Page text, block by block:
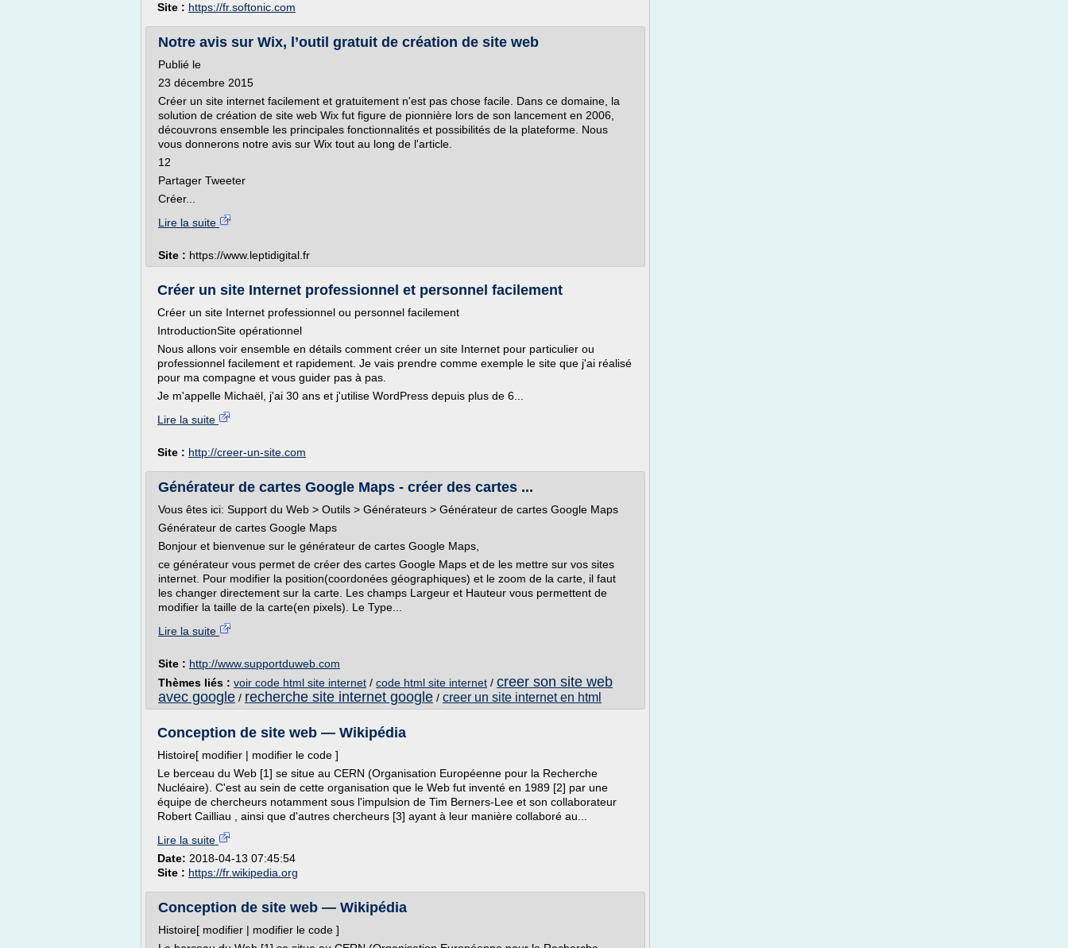
Site : https://fr.softonic.com
Notre avis sur Wix, l’outil gratuit de création de site web
Publié le
23 décembre 2015
Créer un site internet facilement et gratuitement n'est pas chose facile. Dans ce domaine, la
solution de création de site web Wix fut figure de pionnière lors de son lancement en 2006,
découvrons ensemble les principales fonctionnalités et possibilités de la plateforme. Nous
vous donnerons notre avis sur Wix tout au long de l'article.
12
Partager Tweeter
Créer...
Lire la suite
Site : https://www.leptidigital.fr
Créer un site Internet professionnel et personnel facilement
Créer un site Internet professionnel ou personnel facilement
IntroductionSite opérationnel
Nous allons voir ensemble en détails comment créer un site Internet pour particulier ou
professionnel facilement et rapidement. Je vais prendre comme exemple le site que j'ai réalisé
pour ma compagne et vous guider pas à pas.
Je m'appelle Michaël, j'ai 30 ans et j'utilise WordPress depuis plus de 6...
Lire la suite
Site : http://creer-un-site.com
Générateur de cartes Google Maps - créer des cartes ...
Vous êtes ici: Support du Web > Outils > Générateurs > Générateur de cartes Google Maps
Générateur de cartes Google Maps
Bonjour et bienvenue sur le générateur de cartes Google Maps,
ce générateur vous permet de créer des cartes Google Maps et de les mettre sur vos sites
internet. Pour modifier la position(coordonées géographiques) et le zoom de la carte, il faut
les changer directement sur la carte. Les champs Largeur et Hauteur vous permettent de
modifier la taille de la carte(en pixels). Le Type...
Lire la suite
Site : http://www.supportduweb.com
Thèmes liés : voir code html site internet / code html site internet / creer son site web
avec google / recherche site internet google / creer un site internet en html
Conception de site web — Wikipédia
Histoire[ modifier | modifier le code ]
Le berceau du Web [1] se situe au CERN (Organisation Européenne pour la Recherche
Nucléaire). C'est au sein de cette organisation que le Web fut inventé en 1989 [2] par une
équipe de chercheurs notamment sous l'impulsion de Tim Berners-Lee et son collaborateur
Robert Cailliau , ainsi que d'autres chercheurs [3] ayant à leur manière collaboré au...
Lire la suite
Date: 2018-04-13 07:45:54
Site : https://fr.wikipedia.org
Conception de site web — Wikipédia
Histoire[ modifier | modifier le code ]